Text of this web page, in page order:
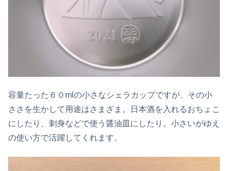
容量たった６０mlの小さなシェラカップですが、その小
ささを生かして用途はさまざま。日本酒を入れるおちょこ
にしたり、刺身などで使う醤油皿にしたり。小さいがゆえ
の使い方で活躍してくれます。